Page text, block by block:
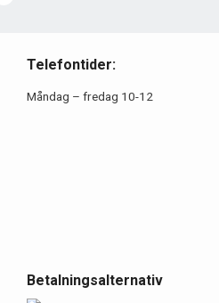
Telefontider:
Måndag – fredag 10-12
Betalningsalternativ